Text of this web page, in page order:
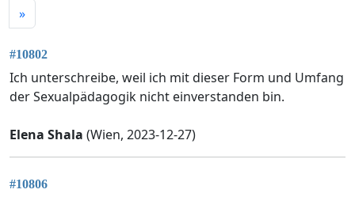
»
#10802
Ich unterschreibe, weil ich mit dieser Form und Umfang
der Sexualpädagogik nicht einverstanden bin.
Elena Shala (Wien, 2023-12-27)
#10806